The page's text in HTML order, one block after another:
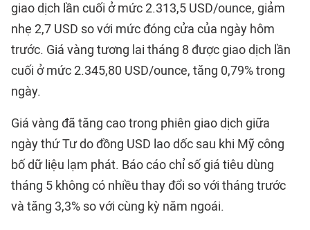
giao dịch lần cuối ở mức 2.313,5 USD/ounce, giảm
nhẹ 2,7 USD so với mức đóng cửa của ngày hôm
trước. Giá vàng tương lai tháng 8 được giao dịch lần
cuối ở mức 2.345,80 USD/ounce, tăng 0,79% trong
ngày.
Giá vàng đã tăng cao trong phiên giao dịch giữa
ngày thứ Tư do đồng USD lao dốc sau khi Mỹ công
bố dữ liệu lạm phát. Báo cáo chỉ số giá tiêu dùng
tháng 5 không có nhiều thay đổi so với tháng trước
và tăng 3,3% so với cùng kỳ năm ngoái.